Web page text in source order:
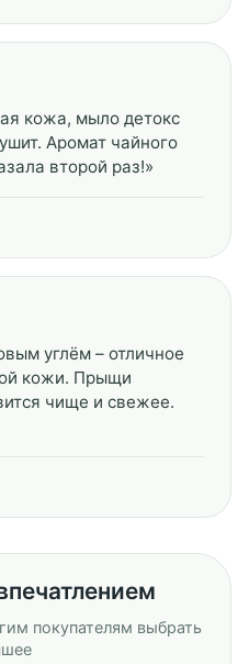
кожа, мыло детокс
Аромат чайного
второй раз!»
углём – отличное
кожи. Прыщи
чище и свежее.
покупателям выбрать